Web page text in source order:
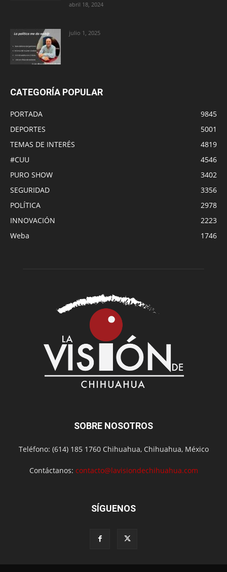
abril 18, 2024
julio 1, 2025
CATEGORÍA POPULAR
PORTADA
9845
DEPORTES
5001
TEMAS DE INTERÉS
4819
#CUU
4546
PURO SHOW
3402
SEGURIDAD
3356
POLÍTICA
2978
INNOVACIÓN
2223
Weba
1746
SOBRE NOSOTROS
Teléfono: (614) 185 1760 Chihuahua, Chihuahua, México
Contáctanos: contacto@lavisiondechihuahua.com
SÍGUENOS